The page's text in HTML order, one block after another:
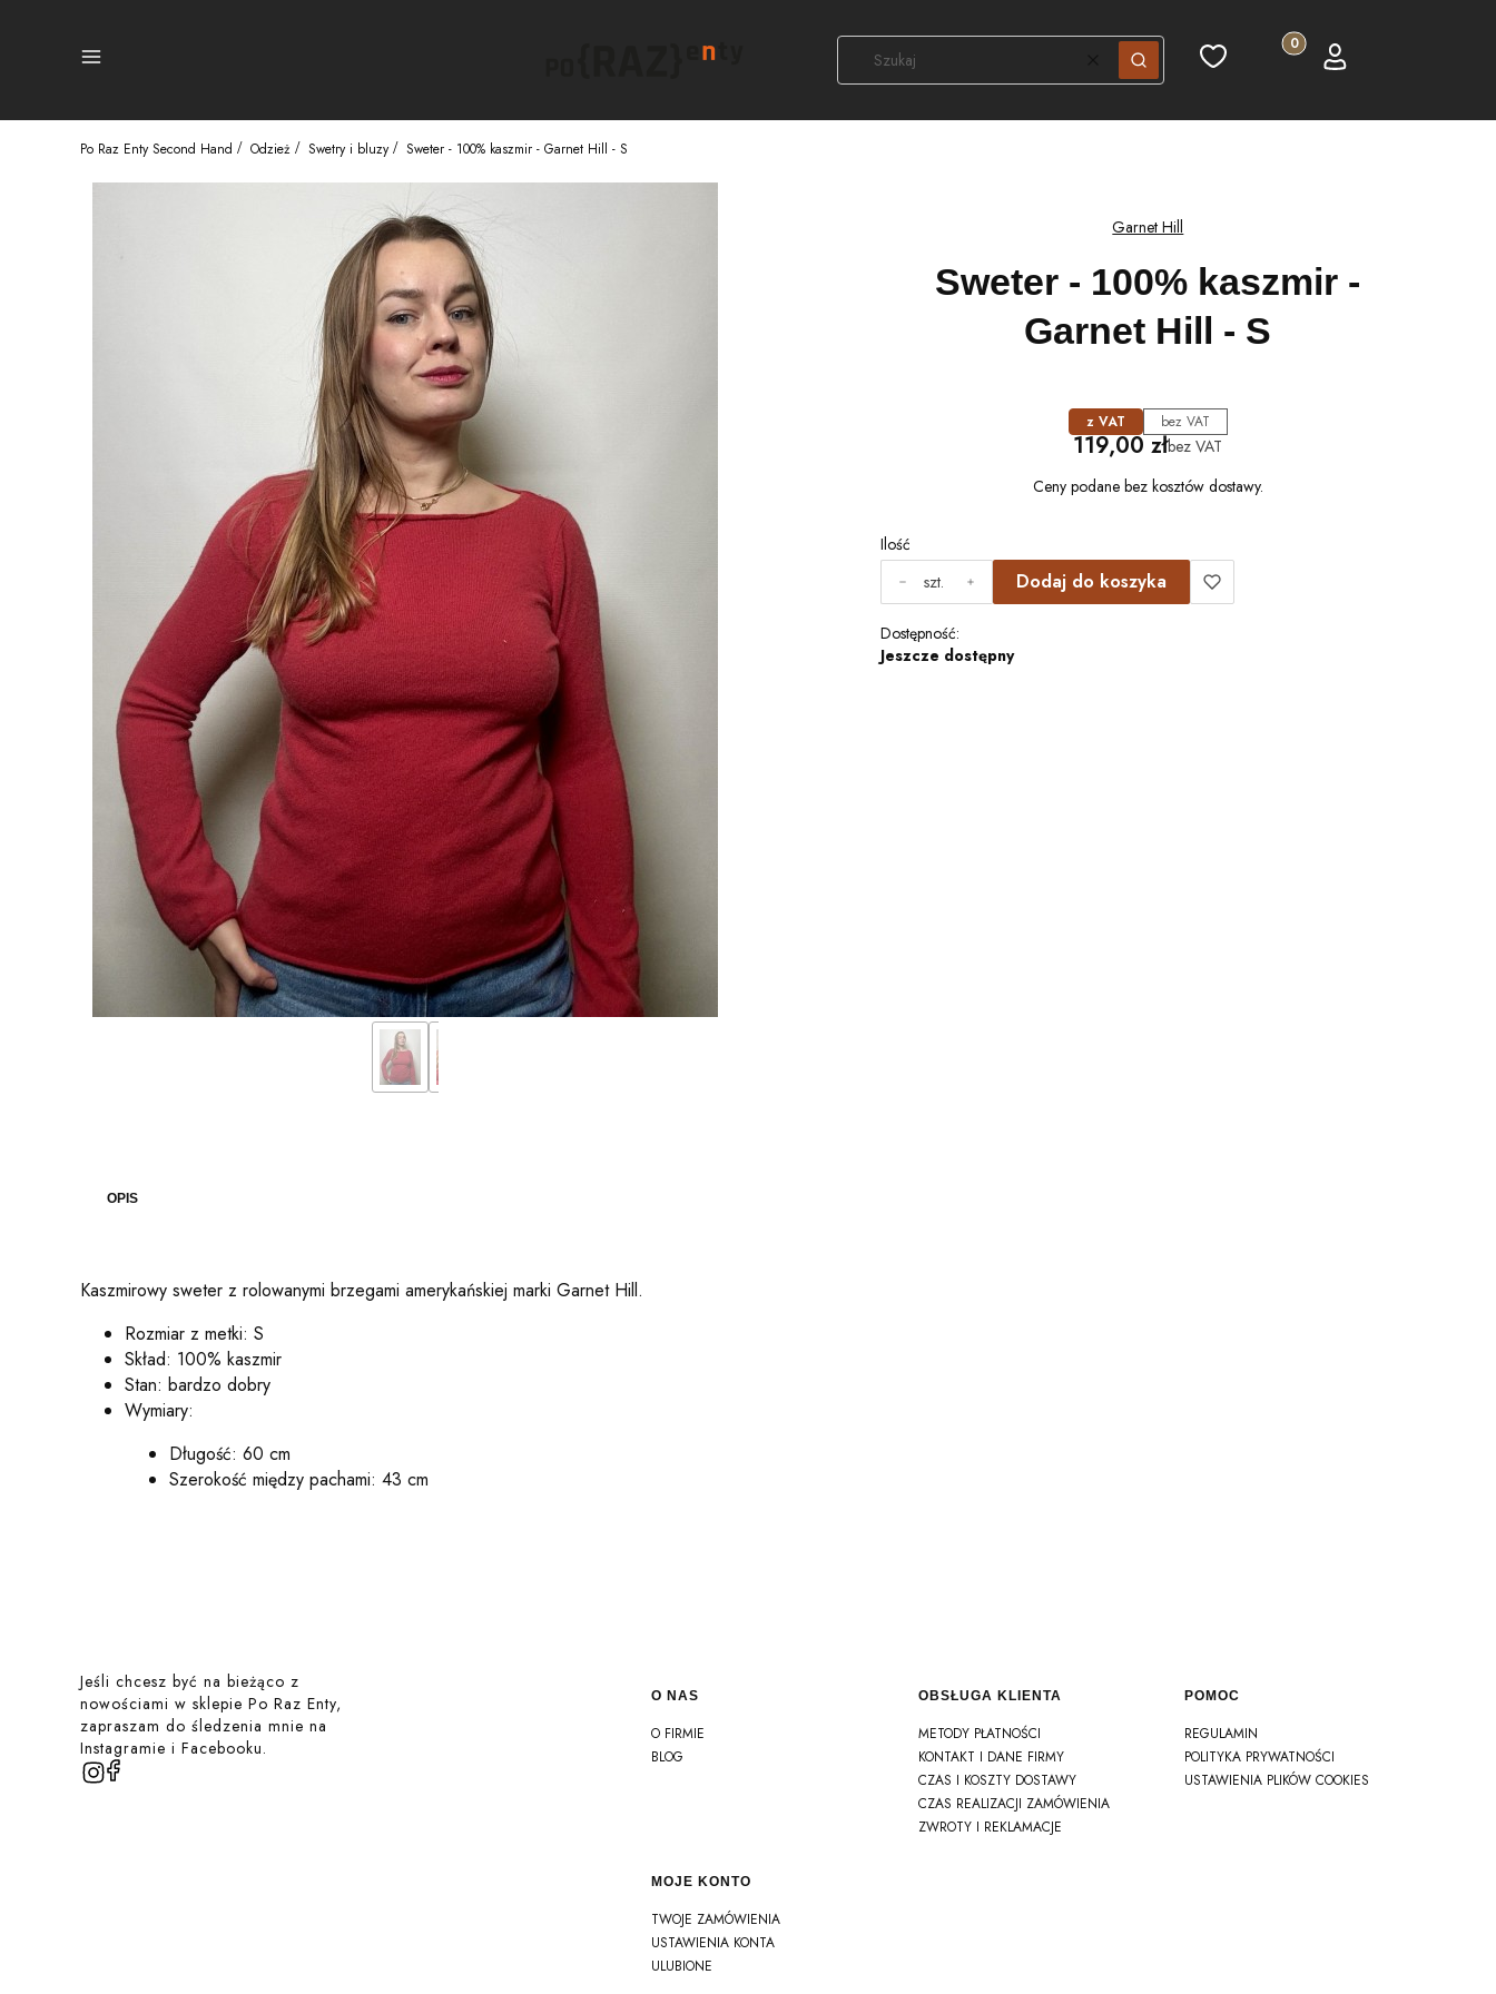
Menu
WyczyśćSzukaj
Ulubione Produkty w koszyku: 0.
Koszyk Zaloguj się
Po Raz Enty Second Hand Odzież Swetry i bluzy Sweter - 100% kaszmir - Garnet Hill - S
Garnet Hill
Sweter - 100% kaszmir -
Garnet Hill - S
z VAT bez VAT
Cena
119,00 złbez VAT
Ceny podane bez kosztów dostawy.
Ilość
szt.
Dodaj do koszyka
Dostępność:
Jeszcze dostępny
OPIS
Kaszmirowy sweter z rolowanymi brzegami amerykańskiej marki Garnet Hill.
Rozmiar z metki: S
Skład: 100% kaszmir
Stan: bardzo dobry
Wymiary:
Długość: 60 cm
Szerokość między pachami: 43 cm
Jeśli chcesz być na bieżąco z
nowościami w sklepie Po Raz Enty,
zapraszam do śledzenia mnie na
Instagramie i Facebooku.
Linki w stopce
O NAS
O FIRMIE
BLOG
OBSŁUGA KLIENTA
METODY PŁATNOŚCI
KONTAKT I DANE FIRMY
CZAS I KOSZTY DOSTAWY
CZAS REALIZACJI ZAMÓWIENIA
ZWROTY I REKLAMACJE
POMOC
REGULAMIN
POLITYKA PRYWATNOŚCI
USTAWIENIA PLIKÓW COOKIES
MOJE KONTO
TWOJE ZAMÓWIENIA
USTAWIENIA KONTA
ULUBIONE